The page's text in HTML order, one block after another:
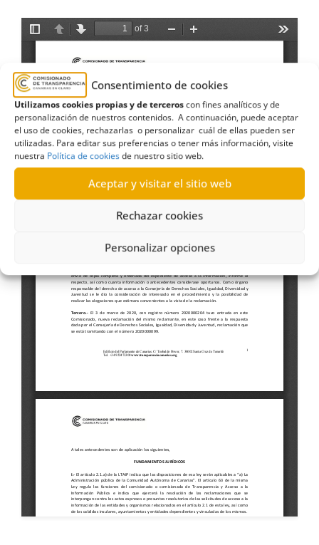
Consentimiento de cookies
Utilizamos cookies propias y de terceroscon fines analíticos y de
personalización de nuestros contenidos. A continuación, puede aceptar
el uso de cookies, rechazarlas o personalizar cuál de ellas pueden ser
utilizadas. Para editar sus preferencias o tener más información, visite
nuestra Política de cookiesde nuestro sitio web.
Aceptar y visitar el sitio web
Rechazar cookies
Personalizar opciones